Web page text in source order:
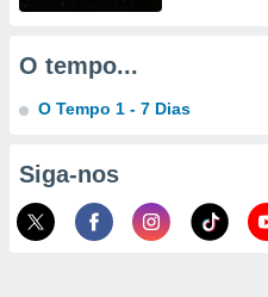
fontes,
dados
através
O tempo...
O Tempo 1 - 7 Dias
Siga-nos